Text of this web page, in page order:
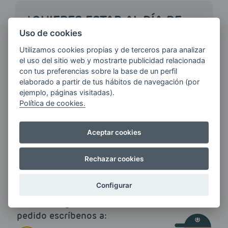
¿QUIERES ESTAR AL DÍA DE
LAS
E-MAIL
Quiero recibir las últimas novedades de AVIA
ENERGIAS por cualquier medio, incluido
electrónico.Más información
pedido escríbenos a:
Uso de cookies
Utilizamos cookies propias y de terceros para analizar
el uso del sitio web y mostrarte publicidad relacionada
con tus preferencias sobre la base de un perfil
elaborado a partir de tus hábitos de navegación (por
ejemplo, páginas visitadas).
Política de cookies.
Aceptar cookies
Rechazar cookies
Configurar